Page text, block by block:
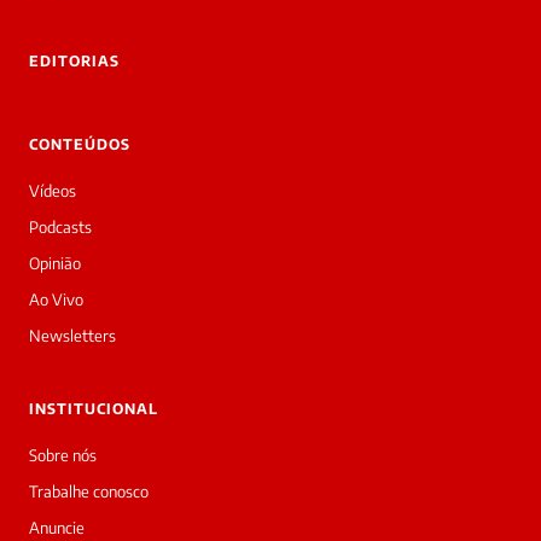
Boa
Sou
a
daqui
do
Prime.
Sabrina
Ferreira
acabou
de
EDITORIAS
CONTEÚDOS
Vídeos
Podcasts
Opinião
Ao Vivo
Newsletters
INSTITUCIONAL
Sobre nós
Trabalhe conosco
Anuncie